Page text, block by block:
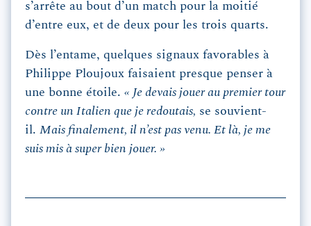
s’arrête au bout d’un match pour la moitié
d’entre eux, et de deux pour les trois quarts.
Dès l’entame, quelques signaux favorables à
Philippe Ploujoux faisaient presque penser à
une bonne étoile. « Je devais jouer au premier tour
contre un Italien que je redoutais, se souvient-
il. Mais finalement, il n’est pas venu. Et là, je me
suis mis à super bien jouer. »